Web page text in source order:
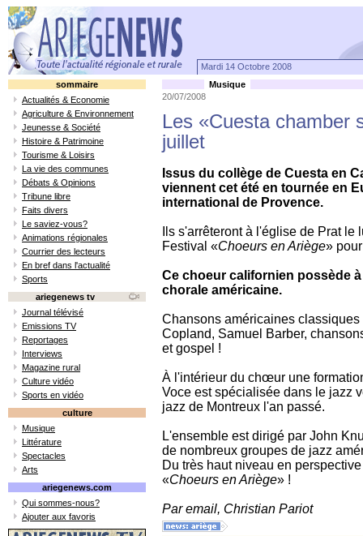
Mardi 14 Octobre 2008
sommaire
Actualités & Economie
Agriculture & Environnement
Jeunesse & Société
Histoire & Patrimoine
Tourisme & Loisirs
La vie des communes
Débats & Opinions
Tribune libre
Faits divers
Le saviez-vous?
Animations régionales
Courrier des lecteurs
En bref dans l'actualité
Sports
ariegenews tv
Journal télévisé
Emissions TV
Reportages
Interviews
Magazine rural
Culture vidéo
Sports en vidéo
culture
Musique
Littérature
Spectacles
Arts
ariegenews.com
Qui sommes-nous?
Ajouter aux favoris
Musique
20/07/2008
Les «Cuesta chamber
juillet
Issus du collège de Cuesta en
viennent cet été en tournée en
international de Provence.
Ils s'arrêteront à l'église de Prat
Festival «Choeurs en Ariège»
Ce choeur californien possède
chorale américaine.
Chansons américaines
Copland, Samuel Barber,
et gospel !
À l'intérieur du chœur une
Voce est spécialisée dans le jazz
jazz de Montreux l'an passé.
L'ensemble est dirigé par John
de nombreux groupes de jazz
Du très haut niveau en
«Choeurs en Ariège» !
Par email, Christian Pariot